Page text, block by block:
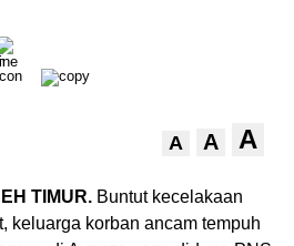
A A A
TIMUR. Buntut kecelakaan
keluarga korban ancam tempuh